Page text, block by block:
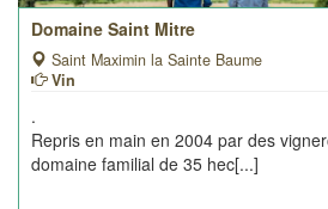
Domaine Saint Mitre
Saint Maximin la Sainte Baume
Vin
.
Repris en main en 2004 par des
domaine familial de 35 hec[...]